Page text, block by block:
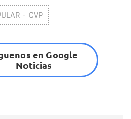
- CVP
en Google
Noticias